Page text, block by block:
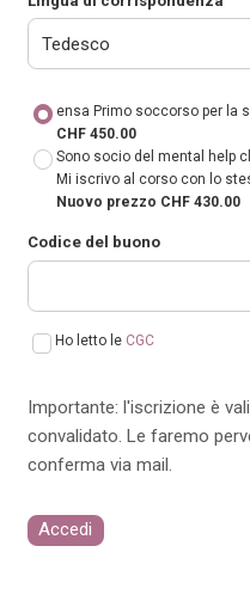
ensa Primo soccorso per la
CHF 450.00
Sono socio del mental help
Mi iscrivo al corso con lo
Nuovo prezzo CHF 430.00
Codice del buono
Ho letto le CGC
Importante: l'iscrizione è
convalidato. Le faremo
conferma via mail.
Accedi